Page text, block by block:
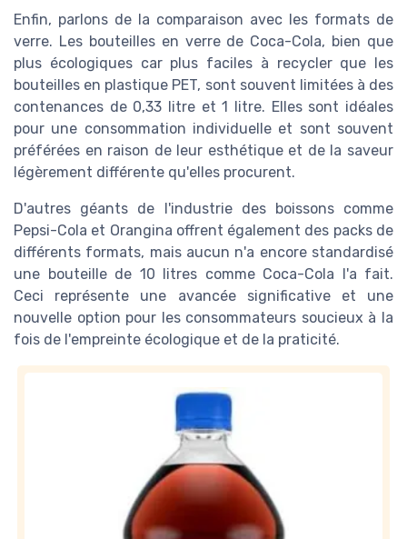
Enfin, parlons de la comparaison avec les formats de
verre. Les bouteilles en verre de Coca-Cola, bien que
plus écologiques car plus faciles à recycler que les
bouteilles en plastique PET, sont souvent limitées à des
contenances de 0,33 litre et 1 litre. Elles sont idéales
pour une consommation individuelle et sont souvent
préférées en raison de leur esthétique et de la saveur
légèrement différente qu'elles procurent.
D'autres géants de l'industrie des boissons comme
Pepsi-Cola et Orangina offrent également des packs de
différents formats, mais aucun n'a encore standardisé
une bouteille de 10 litres comme Coca-Cola l'a fait.
Ceci représente une avancée significative et une
nouvelle option pour les consommateurs soucieux à la
fois de l'empreinte écologique et de la praticité.